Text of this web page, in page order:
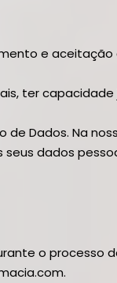
e aceitação
ter
Dados. Na
dados
o processo